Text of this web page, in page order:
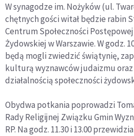
W synagodze im. Nożyków (ul.
chętnych gości witał będzie rabin
Centrum Społeczności
Żydowskiej w Warszawie. W godz.
będą mogli zwiedzić świątynię,
kulturą wyznawców judaizmu oraz
działalnością społeczności
Obydwa potkania poprowadzi
Rady Religijnej Związku Gmin
RP. Na godz. 11.30 i 13.00